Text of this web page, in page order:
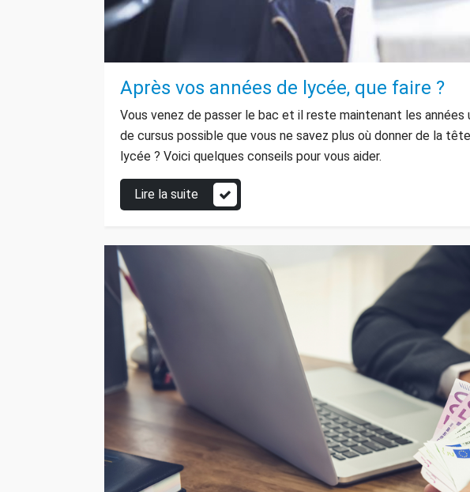
Après vos années de lycée, que faire ?
Vous venez de passer le bac et il reste maintenant les
de cursus possible que vous ne savez plus où donner de la
lycée ? Voici quelques conseils pour vous aider.
Lire la suite